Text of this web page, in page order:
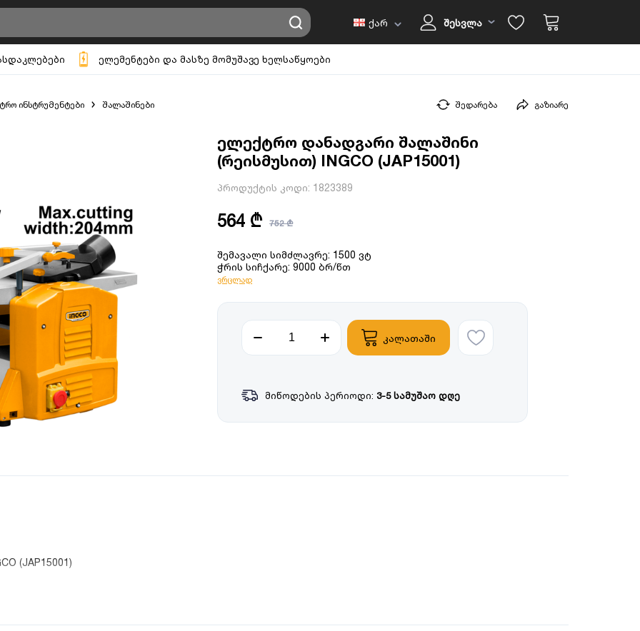
ქარ შესვლა
ელემენტები და მასზე მომუშავე ხელსაწყოები
ინსტრუმენტები შალაშინები შედარება გაზიარე
ელექტრო დანადგარი შალაშინი
(რეისმუსით) INGCO (JAP15001)
პროდუქტის კოდი: 1823389
564 ₾ 752 ₾
შემავალი სიმძლავრე: 1500 ვტ
ჭრის სიჩქარე: 9000 ბრ/წთ
ვრცლად
კალათაში
მიწოდების პერიოდი: 3-5 სამუშაო დღე
(JAP15001)